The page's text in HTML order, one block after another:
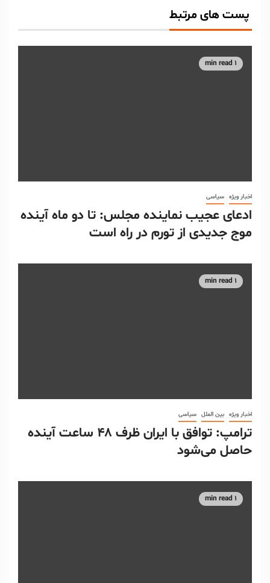
پست های مرتبط
1 min read
اخبار ویژه سیاسی
ادعای عجیب نماینده مجلس: تا دو ماه آینده
موج جدیدی از تورم در راه است
1 min read
اخبار ویژه بین الملل سیاسی
ترامپ: توافق با ایران ظرف ۴۸ ساعت آینده
حاصل می‌شود
1 min read